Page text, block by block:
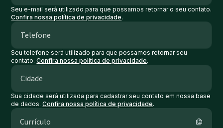
Seu e-mail será utilizado para que possamos retornar o seu contato.
Confira nossa política de privacidade.
Seu telefone será utilizado para que possamos retornar seu
contato.Confira nossa política de privacidade.
Sua cidade será utilizada para cadastrar seu contato em nossa base
de dados.Confira nossa política de privacidade.
Currículo